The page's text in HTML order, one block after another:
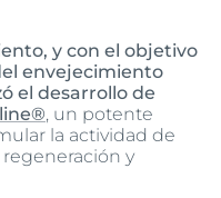
y con el objetivo
envejecimiento
el desarrollo de
, un potente
la actividad de
y